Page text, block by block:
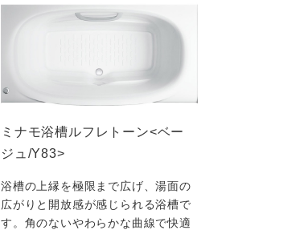
ミナモ浴槽ルフレトーン<ベー
ジュ/Y83>
浴槽の上縁を極限まで広げ、湯面の
広がりと開放感が感じられる浴槽で
す。角のないやわらかな曲線で快適